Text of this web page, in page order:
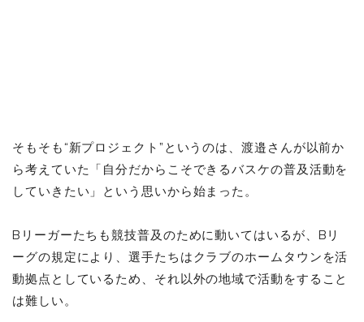
そもそも“新プロジェクト”というのは、渡邉さんが以前か
ら考えていた「自分だからこそできるバスケの普及活動を
していきたい」という思いから始まった。
Bリーガーたちも競技普及のために動いてはいるが、Bリ
ーグの規定により、選手たちはクラブのホームタウンを活
動拠点としているため、それ以外の地域で活動をすること
は難しい。